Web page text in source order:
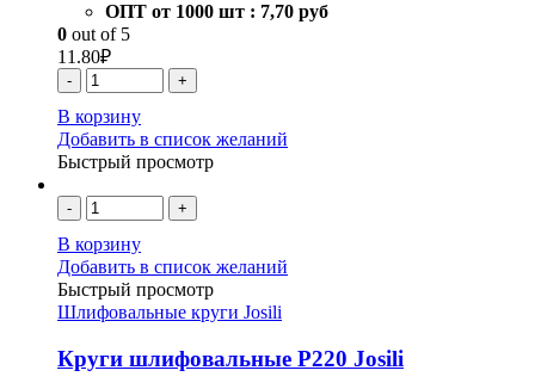
ОПТ от 1000 шт : 7,70 руб
0 out of 5
11.80₽
- +
В корзину
Добавить в список желаний
Быстрый просмотр
- +
В корзину
Добавить в список желаний
Быстрый просмотр
Шлифовальные круги Josili
Круги шлифовальные Р220 Josili